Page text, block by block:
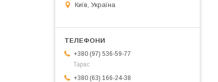
Київ, Україна
+380 (97) 536-59-77
Тарас
+380 (63) 166-24-38